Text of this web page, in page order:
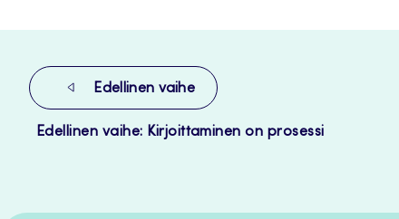
Edellinen vaihe
Edellinen vaihe: Kirjoittaminen on prosessi